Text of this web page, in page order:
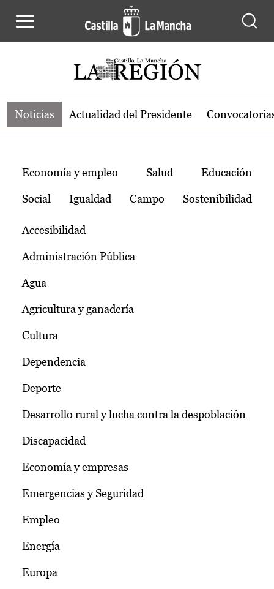
Noticias de la región de Castilla-La
Noticias Actualidad del Presidente
Temas
Economía y empleo Salud Educación
Social Igualdad Campo Sostenibilidad
Accesibilidad
Administración Pública
Agua
Agricultura y ganadería
Cultura
Dependencia
Deporte
Desarrollo rural y lucha contra la despoblación
Discapacidad
Economía y empresas
Emergencias y Seguridad
Empleo
Energía
Europa